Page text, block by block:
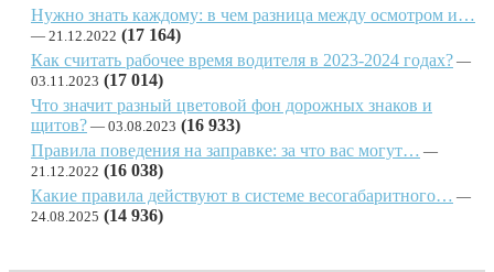
Нужно знать каждому: в чем разница между осмотром и…
21.12.2022 (17 164)
Как считать рабочее время водителя в 2023-2024 годах?
03.11.2023 (17 014)
Что значит разный цветовой фон дорожных знаков и
щитов?
03.08.2023 (16 933)
Правила поведения на заправке: за что вас могут…
21.12.2022 (16 038)
Какие правила действуют в системе весогабаритного…
24.08.2025 (14 936)